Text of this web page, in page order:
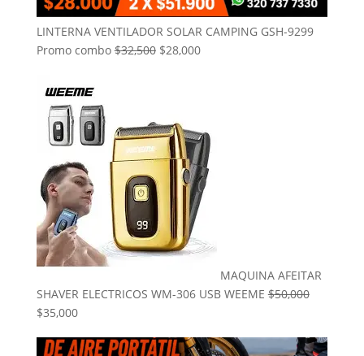
LINTERNA VENTILADOR SOLAR CAMPING GSH-9299
Promo combo $32,500 El
$32,500.
$28,000El
MAQUINA AFEITAR
SHAVER ELECTRICOS WM-306 USB WEEME $50,000
El
original
$35,000El
actual